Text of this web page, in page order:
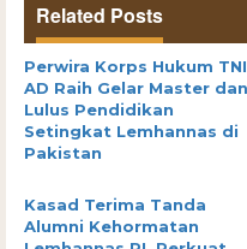
Related Posts
Perwira Korps Hukum TNI
AD Raih Gelar Master dan
Lulus Pendidikan
Setingkat Lemhannas di
Pakistan
Kasad Terima Tanda
Alumni Kehormatan